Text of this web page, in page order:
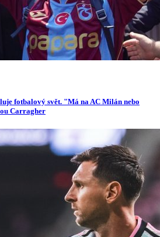
fotbalový svět. "Má na AC Milán nebo
Carragher